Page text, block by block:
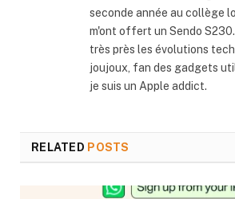
seconde année au collège
m'ont offert un Sendo
très près les évolutions
joujoux, fan des gadgets
je suis un Apple addict.
RELATED POSTS